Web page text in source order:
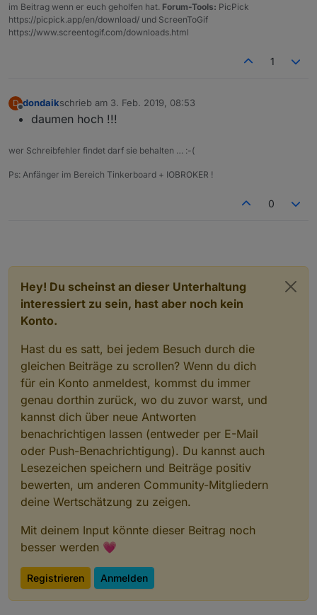
im Beitrag wenn er euch geholfen hat. Forum-Tools: PicPick
https://picpick.app/en/download/ und ScreenToGif
https://www.screentogif.com/downloads.html
1
D
Offline
dondaikschrieb am 3. Feb. 2019, 08:53
zuletzt editiert von
daumen hoch !!!
wer Schreibfehler findet darf sie behalten … :-(
Ps: Anfänger im Bereich Tinkerboard + IOBROKER !
0
Hey! Du scheinst an dieser Unterhaltung
interessiert zu sein, hast aber noch kein
Konto.
Hast du es satt, bei jedem Besuch durch die
gleichen Beiträge zu scrollen? Wenn du dich
für ein Konto anmeldest, kommst du immer
genau dorthin zurück, wo du zuvor warst, und
kannst dich über neue Antworten
benachrichtigen lassen (entweder per E-Mail
oder Push-Benachrichtigung). Du kannst auch
Lesezeichen speichern und Beiträge positiv
bewerten, um anderen Community-Mitgliedern
deine Wertschätzung zu zeigen.
Mit deinem Input könnte dieser Beitrag noch
besser werden 💗
Registrieren Anmelden